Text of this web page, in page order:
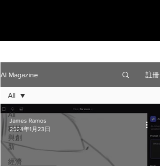
AI Magazine 註冊
All
科技
與創
新
經濟
All
James Ramos
2024年1月23日